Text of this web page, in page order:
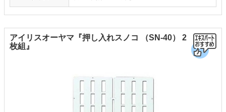
アイリスオーヤマ『押し入れスノコ （SN-40） 2
枚組』